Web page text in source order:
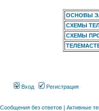
ОСНОВЫ
СХЕМЫ
СХЕМЫ
Вход Регистрация
Сообщения без ответов | Активные